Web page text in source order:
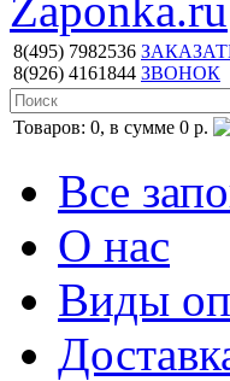
8(495) 7982536
8(926) 4161844 ЗВОНОК
Товаров: 0, в сумме 0 р.
Все
О нас
Виды